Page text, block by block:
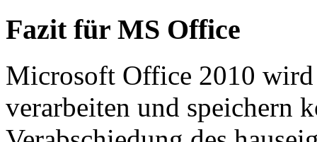
Fazit für MS Office
Microsoft Office 2010
verarbeiten und speichern